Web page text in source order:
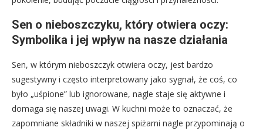
Sen o nieboszczyku, który otwiera oczy:
Symbolika i jej wpływ na nasze działania
Sen, w którym nieboszczyk otwiera oczy, jest bardzo
sugestywny i często interpretowany jako sygnał, że coś, co
było „uśpione” lub ignorowane, nagle staje się aktywne i
domaga się naszej uwagi. W kuchni może to oznaczać, że
zapomniane składniki w naszej spiżarni nagle przypominają o